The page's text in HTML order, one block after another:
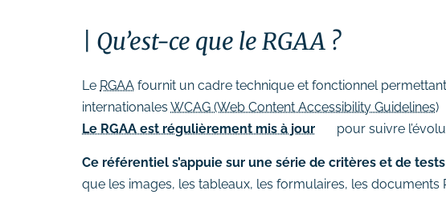
Qu’est-ce que le RGAA ?
Le RGAA fournit un cadre technique et fonctionnel permettant
internationales WCAG (Web Content Accessibility Guidelines)
Le RGAA est régulièrement mis à jour
pour suivre
Ce référentiel s’appuie sur une série de critères et de tests
que les images, les tableaux, les formulaires, les documents